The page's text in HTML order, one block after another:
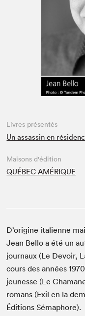
Espace
Livres présentés
Un assassin en
Maisons d'édition
QUÉBEC AMÉRIQUE
D’origine italienne
Jean Bello a été un
journaux (Le Devoir,
cours des années
jeunesse (Le
romans (Exil en la
Éditions Sémaphore).